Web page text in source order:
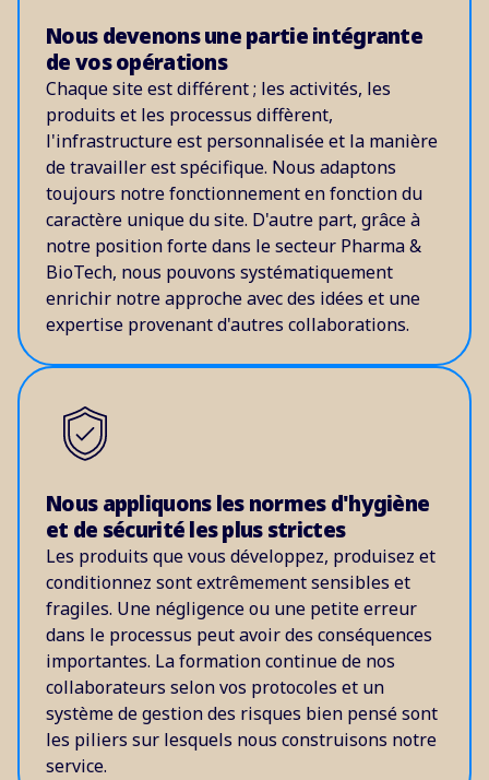
Nous devenons une partie intégrante
de vos opérations
Chaque site est différent ; les activités, les
produits et les processus diffèrent,
l'infrastructure est personnalisée et la manière
de travailler est spécifique. Nous adaptons
toujours notre fonctionnement en fonction du
caractère unique du site. D'autre part, grâce à
notre position forte dans le secteur Pharma &
BioTech, nous pouvons systématiquement
enrichir notre approche avec des idées et une
expertise provenant d'autres collaborations.
Nous appliquons les normes d'hygiène
et de sécurité les plus strictes
Les produits que vous développez, produisez et
conditionnez sont extrêmement sensibles et
fragiles. Une négligence ou une petite erreur
dans le processus peut avoir des conséquences
importantes. La formation continue de nos
collaborateurs selon vos protocoles et un
système de gestion des risques bien pensé sont
les piliers sur lesquels nous construisons notre
service.